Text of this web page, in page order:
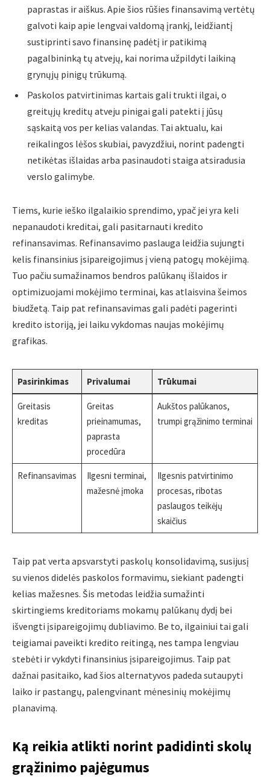
paprastas ir aiškus. Apie šios rūšies finansavimą vertėtų
galvoti kaip apie lengvai valdomą įrankį, leidžiantį
sustiprinti savo finansinę padėtį ir patikimą
pagalbininką tų atvejų, kai norima užpildyti laikiną
grynųjų pinigų trūkumą.
Paskolos patvirtinimas kartais gali trukti ilgai, o
greitųjų kreditų atveju pinigai gali patekti į jūsų
sąskaitą vos per kelias valandas. Tai aktualu, kai
reikalingos lėšos skubiai, pavyzdžiui, norint padengti
netikėtas išlaidas arba pasinaudoti staiga atsiradusia
verslo galimybe.
Tiems, kurie ieško ilgalaikio sprendimo, ypač jei yra keli
nepanaudoti kreditai, gali pasitarnauti kredito
refinansavimas. Refinansavimo paslauga leidžia sujungti
kelis finansinius įsipareigojimus į vieną patogų mokėjimą.
Tuo pačiu sumažinamos bendros palūkanų išlaidos ir
optimizuojami mokėjimo terminai, kas atlaisvina šeimos
biudžetą. Taip pat refinansavimas gali padėti pagerinti
kredito istoriją, jei laiku vykdomas naujas mokėjimų
grafikas.
Pasirinkimas Privalumai Trūkumai
Greitasis
kreditas
Greitas
prieinamumas,
paprasta
procedūra
Aukštos palūkanos,
trumpi grąžinimo terminai
Refinansavimas
Ilgesni terminai,
mažesnė įmoka
Ilgesnis patvirtinimo
procesas, ribotas
paslaugos teikėjų
skaičius
Taip pat verta apsvarstyti paskolų konsolidavimą, susijusį
su vienos didelės paskolos formavimu, siekiant padengti
kelias mažesnes. Šis metodas leidžia sumažinti
skirtingiems kreditoriams mokamų palūkanų dydį bei
išvengti įsipareigojimų dubliavimo. Be to, ilgainiui tai gali
teigiamai paveikti kredito reitingą, nes tampa lengviau
stebėti ir vykdyti finansinius įsipareigojimus. Taip pat
dažnai pasitaiko, kad šios alternatyvos padeda sutaupyti
laiko ir pastangų, palengvinant mėnesinių mokėjimų
planavimą.
Ką reikia atlikti norint padidinti skolų
grąžinimo pajėgumus